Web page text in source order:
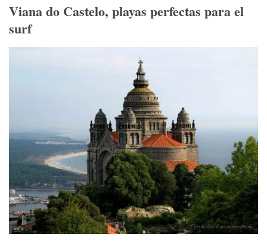
Viana do Castelo, playas perfectas para el
surf